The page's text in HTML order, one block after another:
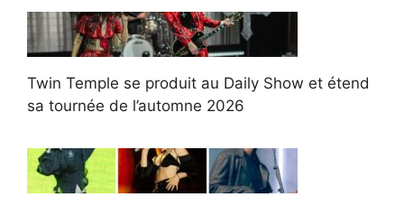
Twin Temple se produit au Daily Show et étend
sa tournée de l’automne 2026